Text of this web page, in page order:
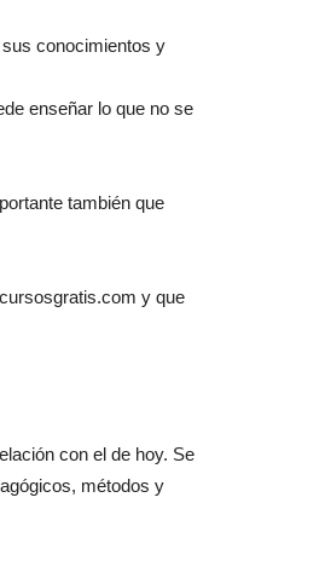
conocimientos y
enseñar lo que no se
también que
y que
con el de hoy. Se
métodos y